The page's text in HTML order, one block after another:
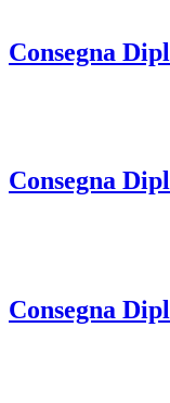
Consegna
Consegna
Consegna